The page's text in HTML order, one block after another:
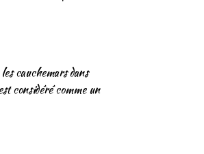
cauchemars dans
considéré comme un